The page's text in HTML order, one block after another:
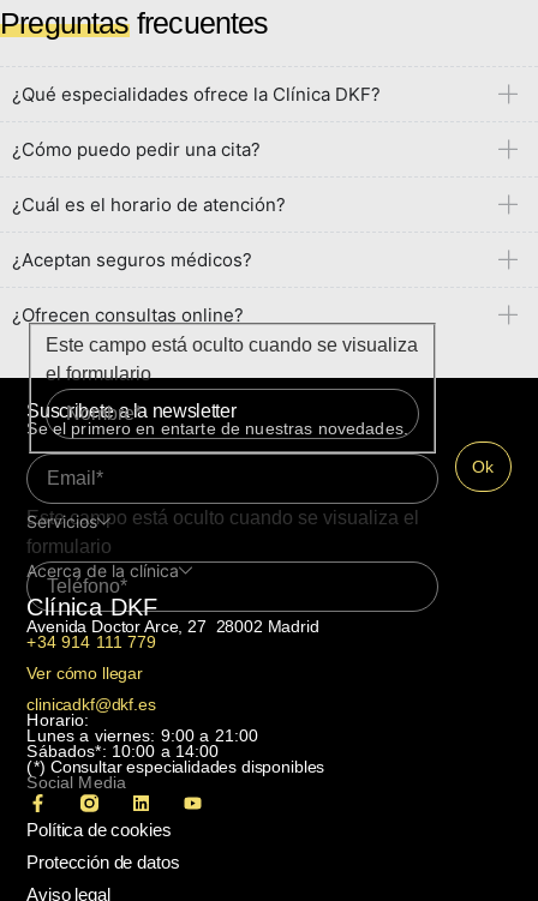
Preguntasfrecuentes
¿Qué especialidades ofrece la Clínica DKF?
¿Cómo puedo pedir una cita?
¿Cuál es el horario de atención?
¿Aceptan seguros médicos?
¿Ofrecen consultas online?
Clínica DKF
Avenida Doctor Arce, 27 28002 Madrid
+34 914 111 779
Ver cómo llegar
clinicadkf@dkf.es
Horario:
Lunes a viernes: 9:00 a 21:00
Sábados*: 10:00 a 14:00
(*) Consultar especialidades disponibles
Social Media
Suscribete a la newsletter
Se el primero en entarte de nuestras novedades.
Este campo está oculto cuando se visualiza
el formulario
Este campo está oculto cuando se visualiza el
formulario
Servicios
Acerca de la clínica
Política de cookies
Protección de datos
Aviso legal